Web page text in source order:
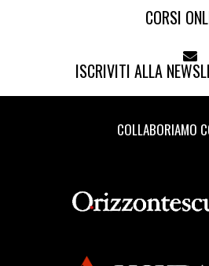
CORSI
ISCRIVITI ALLA
COLLABORIAMO